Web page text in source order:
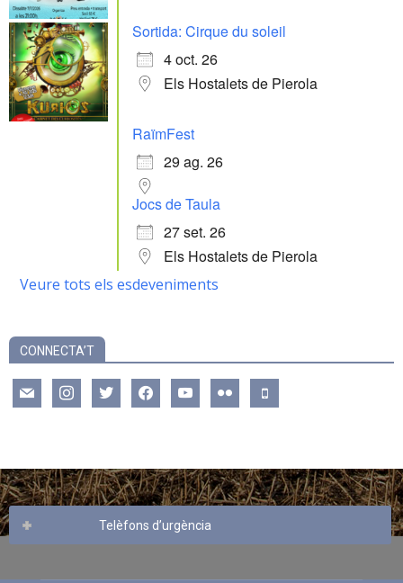
Sortida: Cirque du soleil
4 oct. 26
Els Hostalets de Pierola
RaïmFest
29 ag. 26
Jocs de Taula
27 set. 26
Els Hostalets de Pierola
Veure tots els esdeveniments
CONNECTA’T
mail instagramtwitter facebookyoutube flickr mobile
Telèfons d’urgència